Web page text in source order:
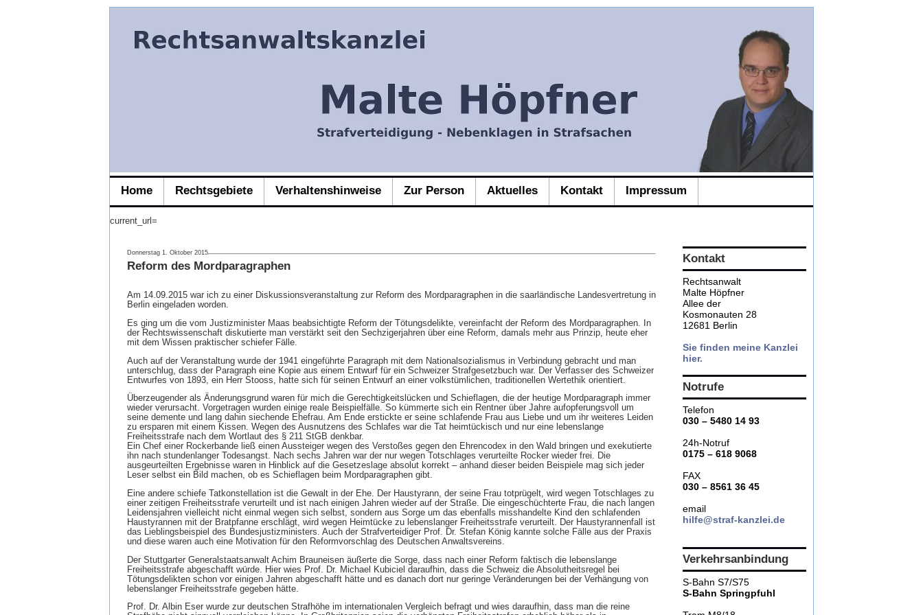
Home Rechtsgebiete Verhaltenshinweise Zur Person Aktuelles Kontakt Impressum
current_url=
Donnerstag 1. Oktober 2015
Reform des Mordparagraphen
Am 14.09.2015 war ich zu einer Diskussionsveranstaltung zur Reform des Mordparagraphen in die saarländische Landesvertretung in
Berlin eingeladen worden.
Es ging um die vom Justizminister Maas beabsichtigte Reform der Tötungsdelikte, vereinfacht der Reform des Mordparagraphen. In
der Rechtswissenschaft diskutierte man verstärkt seit den Sechzigerjahren über eine Reform, damals mehr aus Prinzip, heute eher
mit dem Wissen praktischer schiefer Fälle.
Auch auf der Veranstaltung wurde der 1941 eingeführte Paragraph mit dem Nationalsozialismus in Verbindung gebracht und man
unterschlug, dass der Paragraph eine Kopie aus einem Entwurf für ein Schweizer Strafgesetzbuch war. Der Verfasser des Schweizer
Entwurfes von 1893, ein Herr Stooss, hatte sich für seinen Entwurf an einer volkstümlichen, traditionellen Wertethik orientiert.
Überzeugender als Änderungsgrund waren für mich die Gerechtigkeitslücken und Schieflagen, die der heutige Mordparagraph immer
wieder verursacht. Vorgetragen wurden einige reale Beispielfälle. So kümmerte sich ein Rentner über Jahre aufopferungsvoll um
seine demente und lang dahin siechende Ehefrau. Am Ende erstickte er seine schlafende Frau aus Liebe und um ihr weiteres Leiden
zu ersparen mit einem Kissen. Wegen des Ausnutzens des Schlafes war die Tat heimtückisch und nur eine lebenslange
Freiheitsstrafe nach dem Wortlaut des § 211 StGB denkbar.
Ein Chef einer Rockerbande ließ einen Aussteiger wegen des Verstoßes gegen den Ehrencodex in den Wald bringen und exekutierte
ihn nach stundenlanger Todesangst. Nach sechs Jahren war der nur wegen Totschlages verurteilte Rocker wieder frei. Die
ausgeurteilten Ergebnisse waren in Hinblick auf die Gesetzeslage absolut korrekt – anhand dieser beiden Beispiele mag sich jeder
Leser selbst ein Bild machen, ob es Schieflagen beim Mordparagraphen gibt.
Eine andere schiefe Tatkonstellation ist die Gewalt in der Ehe. Der Haustyrann, der seine Frau totprügelt, wird wegen Totschlages zu
einer zeitigen Freiheitsstrafe verurteilt und ist nach einigen Jahren wieder auf der Straße. Die eingeschüchterte Frau, die nach langen
Leidensjahren vielleicht nicht einmal wegen sich selbst, sondern aus Sorge um das ebenfalls misshandelte Kind den schlafenden
Haustyrannen mit der Bratpfanne erschlägt, wird wegen Heimtücke zu lebenslanger Freiheitsstrafe verurteilt. Der Haustyrannenfall ist
das Lieblingsbeispiel des Bundesjustizministers. Auch der Strafverteidiger Prof. Dr. Stefan König kannte solche Fälle aus der Praxis
und diese waren auch eine Motivation für den Reformvorschlag des Deutschen Anwaltsvereins.
Der Stuttgarter Generalstaatsanwalt Achim Brauneisen äußerte die Sorge, dass nach einer Reform faktisch die lebenslange
Freiheitsstrafe abgeschafft würde. Hier wies Prof. Dr. Michael Kubiciel daraufhin, dass die Schweiz die Absolutheitsregel bei
Tötungsdelikten schon vor einigen Jahren abgeschafft hätte und es danach dort nur geringe Veränderungen bei der Verhängung von
lebenslanger Freiheitsstrafe gegeben hätte.
Prof. Dr. Albin Eser wurde zur deutschen Strafhöhe im internationalen Vergleich befragt und wies daraufhin, dass man die reine
Kontakt
Rechtsanwalt
Malte Höpfner
Allee der
Kosmonauten 28
12681 Berlin
Sie finden meine Kanzlei
hier.
Notrufe
Telefon
030 – 5480 14 93
24h-Notruf
0175 – 618 9068
FAX
030 – 8561 36 45
email
hilfe@straf-kanzlei.de
Verkehrsanbindung
S-Bahn S7/S75
S-Bahn Springpfuhl